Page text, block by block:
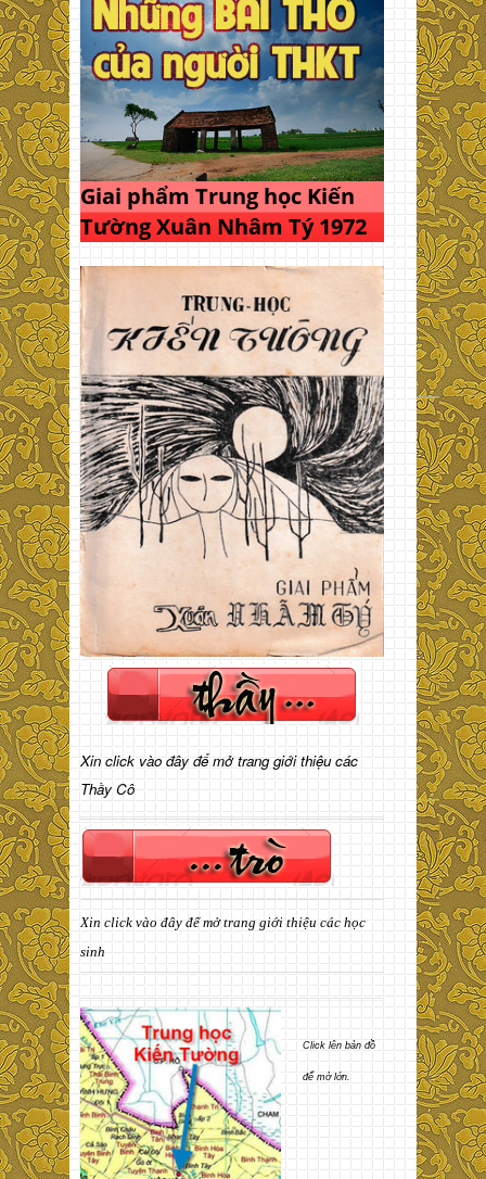
Giai phẩm Trung học Kiến
Tường Xuân Nhâm Tý 1972
Xin click vào đây để mở trang giới thiệu các
Thầy Cô
Xin click vào đây để mở trang giới thiệu các học
sinh
Click lên bản đồ
để mở lớn.